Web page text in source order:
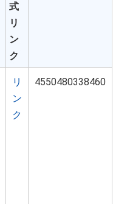
式
リ
ン
ク
リ
ン
ク
4550480338460